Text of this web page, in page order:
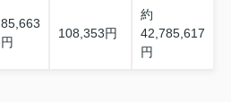
85,663
円
108,353円
約
42,785,617
円